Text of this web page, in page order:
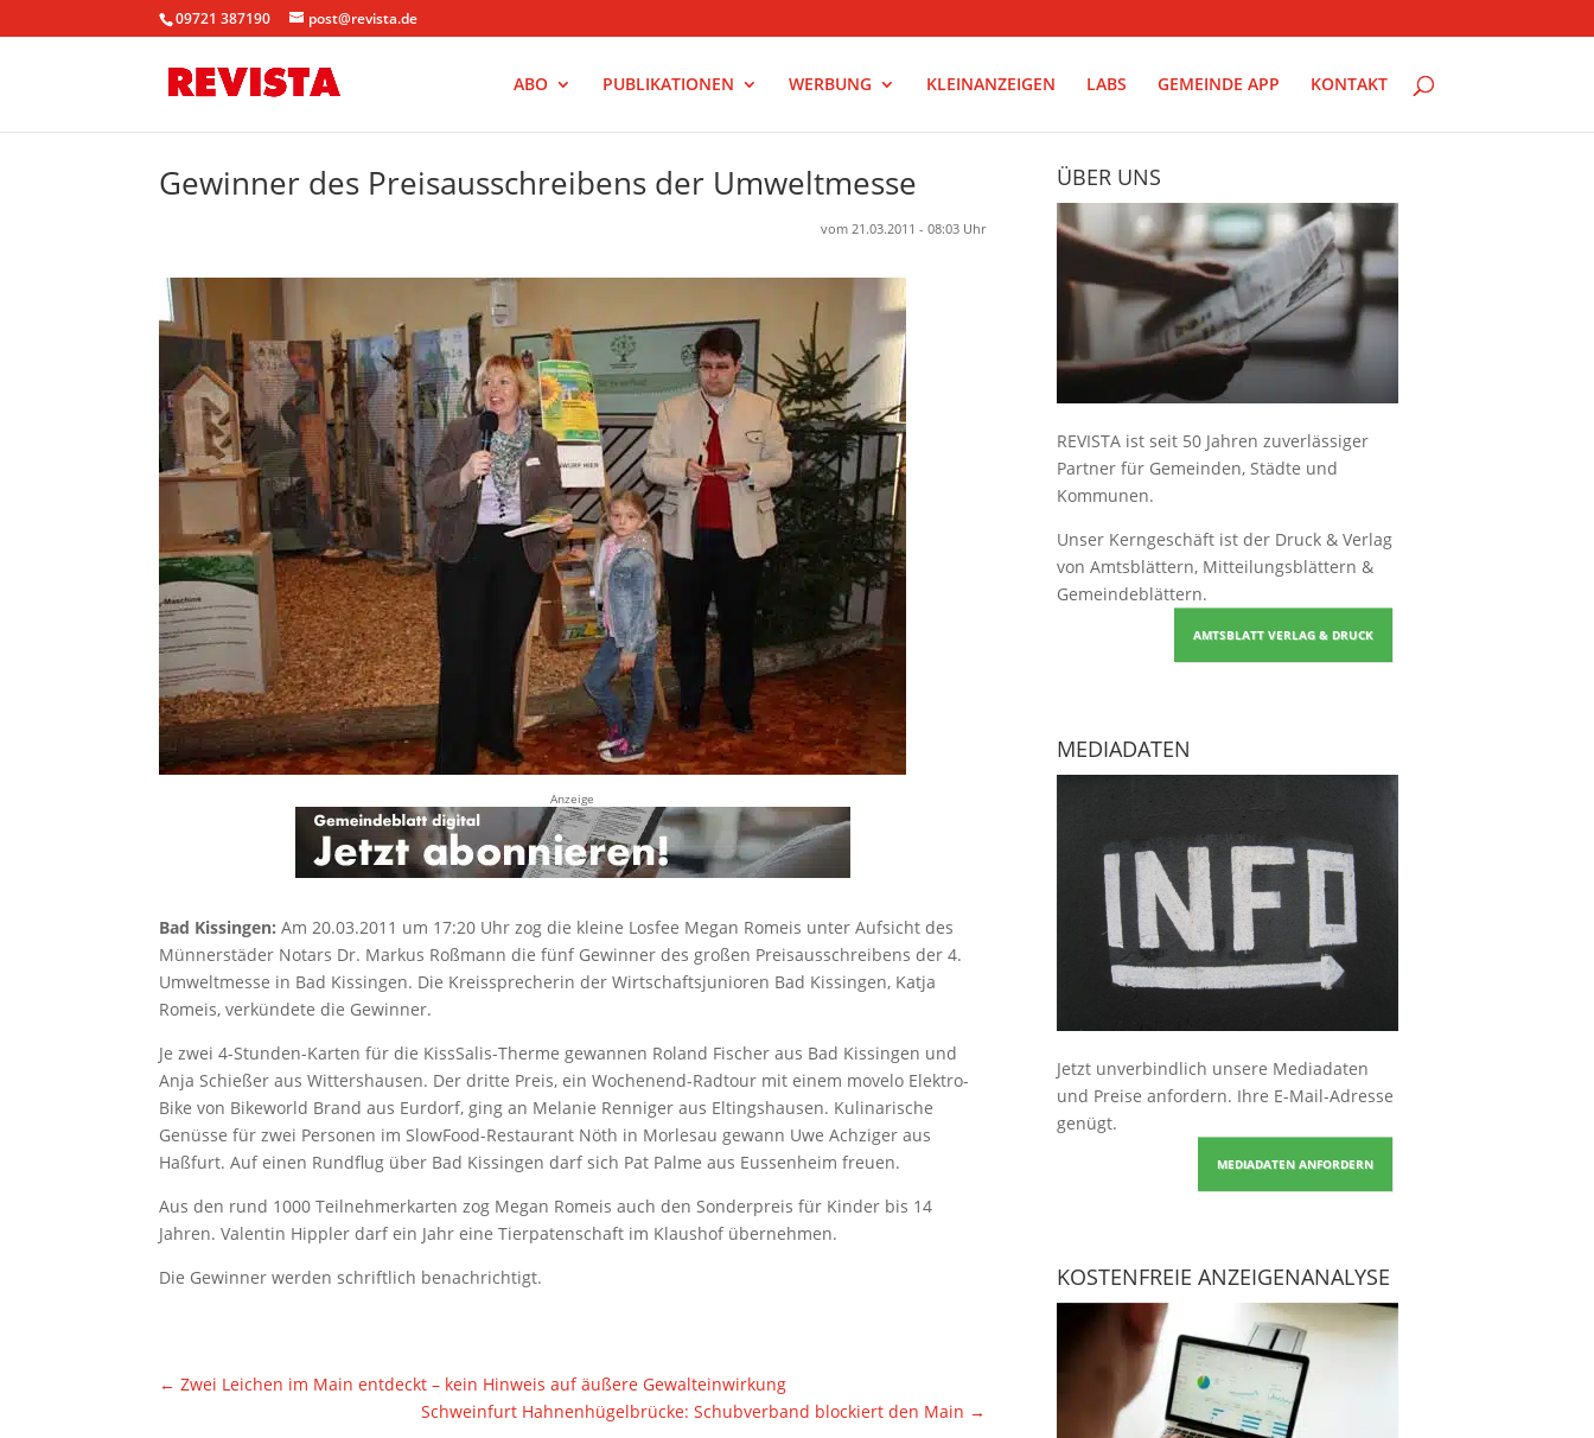
09721 387190 post@revista.de
ABO PUBLIKATIONEN WERBUNG KLEINANZEIGEN LABS GEMEINDE APP KONTAKT
Gewinner des Preisausschreibens der Umweltmesse
vom 21.03.2011 - 08:03 Uhr
Anzeige
Bad Kissingen:Am 20.03.2011 um 17:20 Uhr zog die kleine Losfee Megan Romeis unter Aufsicht des
Münnerstäder Notars Dr. Markus Roßmann die fünf Gewinner des großen Preisausschreibens der 4.
Umweltmesse in Bad Kissingen. Die Kreissprecherin der Wirtschaftsjunioren Bad Kissingen, Katja
Romeis, verkündete die Gewinner.
Je zwei 4-Stunden-Karten für die KissSalis-Therme gewannen Roland Fischer aus Bad Kissingen und
Anja Schießer aus Wittershausen. Der dritte Preis, ein Wochenend-Radtour mit einem movelo Elektro-
Bike von Bikeworld Brand aus Eurdorf, ging an Melanie Renniger aus Eltingshausen. Kulinarische
Genüsse für zwei Personen im SlowFood-Restaurant Nöth in Morlesau gewann Uwe Achziger aus
Haßfurt. Auf einen Rundflug über Bad Kissingen darf sich Pat Palme aus Eussenheim freuen.
Aus den rund 1000 Teilnehmerkarten zog Megan Romeis auch den Sonderpreis für Kinder bis 14
Jahren. Valentin Hippler darf ein Jahr eine Tierpatenschaft im Klaushof übernehmen.
Die Gewinner werden schriftlich benachrichtigt.
←Zwei Leichen im Main entdeckt – kein Hinweis auf äußere Gewalteinwirkung
Schweinfurt Hahnenhügelbrücke: Schubverband blockiert den Main →
ÜBER UNS
REVISTA ist seit 50 Jahren zuverlässiger
Partner für Gemeinden, Städte und
Kommunen.
Unser Kerngeschäft ist der Druck & Verlag
von Amtsblättern, Mitteilungsblättern &
Gemeindeblättern.
AMTSBLATT VERLAG & DRUCK
MEDIADATEN
Jetzt unverbindlich unsere Mediadaten
und Preise anfordern. Ihre E-Mail-Adresse
genügt.
MEDIADATEN ANFORDERN
KOSTENFREIE ANZEIGENANALYSE